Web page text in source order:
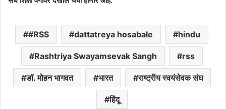
#RSS dattatreya hosabale hindu
Rashtriya Swayamsevak Sangh rss
डॉ. मोहन भागवत भारत राष्ट्रीय स्वयंसेवक संघ
हिंदू